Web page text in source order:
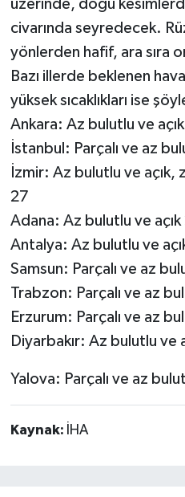
üzerinde, doğu
civarında seyredecek.
yönlerden hafif, ara sıra
Bazı illerde beklenen
yüksek sıcaklıkları ise
Ankara: Az bulutlu ve
İstanbul: Parçalı ve az
İzmir: Az bulutlu ve açık,
27
Adana: Az bulutlu ve açık
Antalya: Az bulutlu ve
Samsun: Parçalı ve az
Trabzon: Parçalı ve az
Erzurum: Parçalı ve az
Diyarbakır: Az bulutlu ve
Yalova: Parçalı ve az
Kaynak: İHA